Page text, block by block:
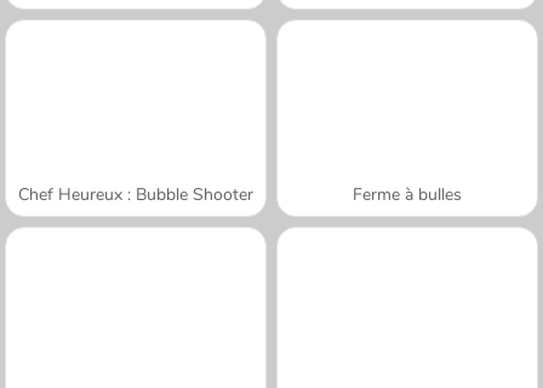
Chef Heureux : Bubble Shooter Ferme à bulles